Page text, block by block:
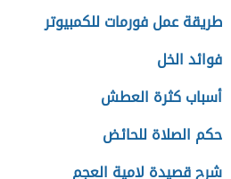
طريقة عمل فورمات للكمبيوتر
فوائد الخل
أسباب كثرة العطش
حكم الصلاة للحائض
شرح قصيدة لامية العجم